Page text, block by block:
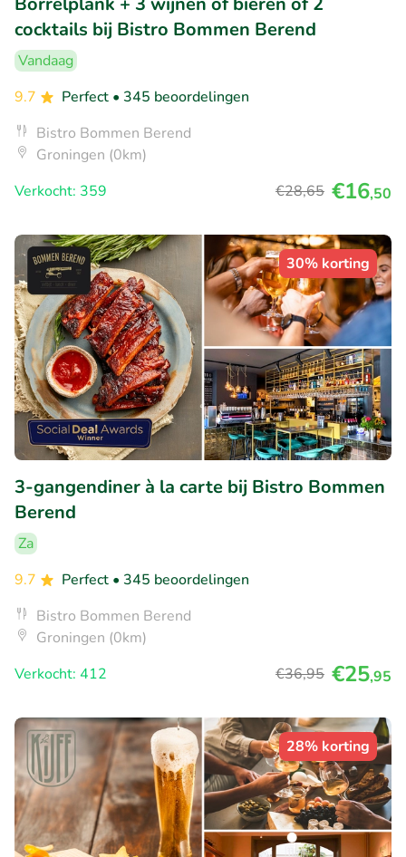
cocktails bij Bistro Bommen Berend
Vandaag
9.7
Perfect • 345 beoordelingen
Bistro Bommen Berend
Groningen (0km)
Verkocht: 359
€28,65 €16,50
30% korting
3-gangendiner à la carte bij Bistro Bommen
Berend
Za
9.7
Perfect • 345 beoordelingen
Bistro Bommen Berend
Groningen (0km)
Verkocht: 412
€36,95 €25,95
28% korting